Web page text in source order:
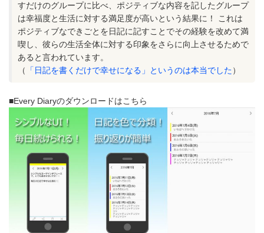
すだけのグループに比べ、ポジティブな内容を記したグループ
は幸福度と生活に対する満足度が高いという結果に！ これは
ポジティブなできごとを日記に記すことでその経験を改めて満
喫し、彼らの生活全体に対する印象をさらに向上させるためで
あると言われています。
（
「日記を書くだけで幸せになる」というのは本当でした）
■Every Diaryのダウンロードはこちら